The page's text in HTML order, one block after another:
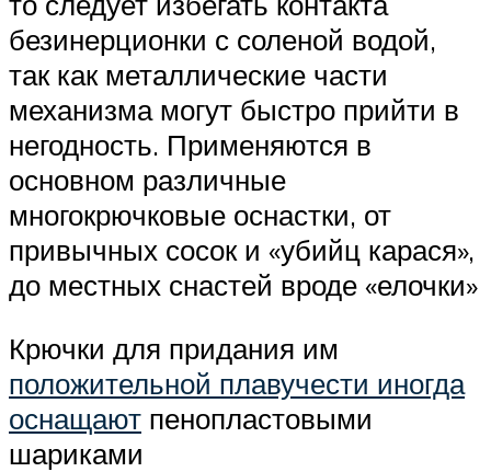
безинерционки с соленой водой,
так как металлические части
механизма могут быстро прийти в
негодность. Применяются в
основном различные
многокрючковые оснастки, от
привычных сосок и «убийц карася»,
до местных снастей вроде «елочки»
Крючки для придания им
положительной плавучести иногда
оснащают пенопластовыми
шариками